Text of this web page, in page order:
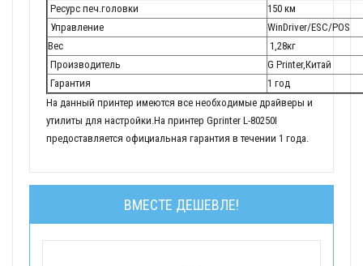
Ресурс печ.головки
150 км
Управление
WinDriver/ESC/POS
Вес
1,28кг
Производитель
G Printer,Китай
Гарантия
1 год
На данный принтер имеются все необходимые драйверы и
утилиты для настройки.На принтер Gprinter L-80250I
предоставляется официальная гарантия в течении 1 года.
ВМЕСТЕ ДЕШЕВЛЕ!